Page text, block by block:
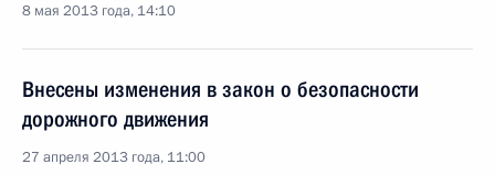
8 мая 2013 года, 14:10
Внесены изменения в закон о безопасности
дорожного движения
27 апреля 2013 года, 11:00